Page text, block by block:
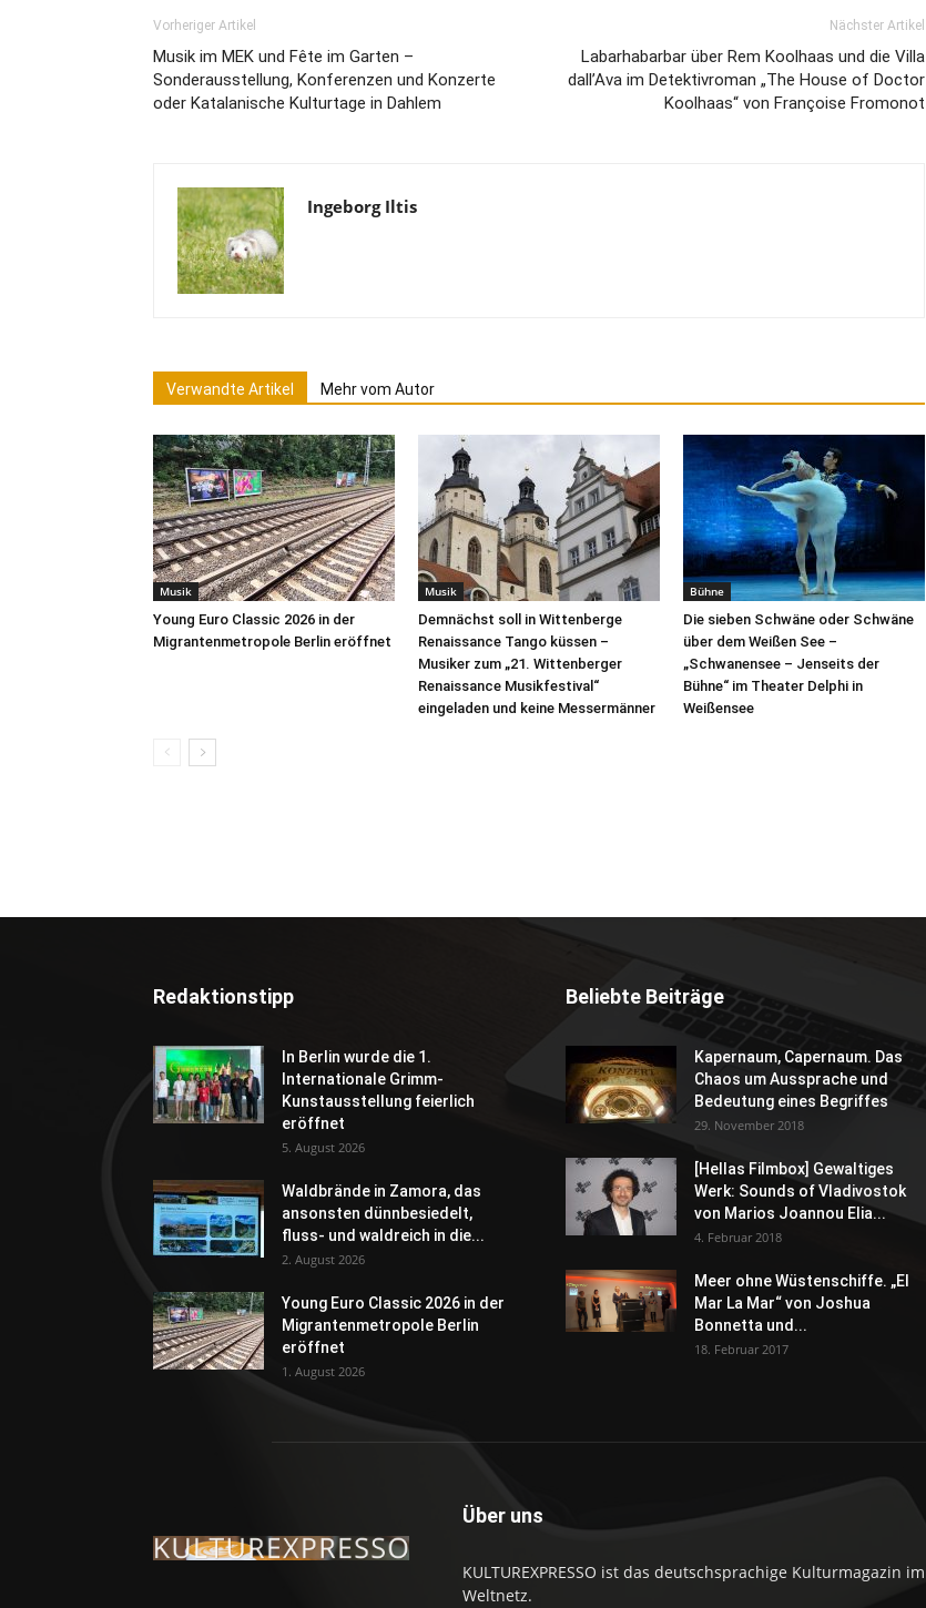
Vorheriger Artikel
Musik im MEK und Fête im Garten –
Sonderausstellung, Konferenzen und Konzerte
oder Katalanische Kulturtage in Dahlem
Nächster Artikel
Labarhabarbar über Rem Koolhaas und die Villa
dall’Ava im Detektivroman „The House of Doctor
Koolhaas“ von Françoise Fromonot
Ingeborg Iltis
Verwandte Artikel Mehr vom Autor
Musik
Young Euro Classic 2026 in der
Migrantenmetropole Berlin eröffnet
Musik
Demnächst soll in Wittenberge
Renaissance Tango küssen –
Musiker zum „21. Wittenberger
Renaissance Musikfestival“
eingeladen und keine Messermänner
Bühne
Die sieben Schwäne oder Schwäne
über dem Weißen See –
„Schwanensee – Jenseits der
Bühne“ im Theater Delphi in
Weißensee
Redaktionstipp
In Berlin wurde die 1.
Internationale Grimm-
Kunstausstellung feierlich
eröffnet
5. August 2026
Waldbrände in Zamora, das
ansonsten dünnbesiedelt,
fluss- und waldreich in die...
2. August 2026
Young Euro Classic 2026 in der
Migrantenmetropole Berlin
eröffnet
1. August 2026
Beliebte Beiträge
Kapernaum, Capernaum. Das
Chaos um Aussprache und
Bedeutung eines Begriffes
29. November 2018
[Hellas Filmbox] Gewaltiges
Werk: Sounds of Vladivostok
von Marios Joannou Elia...
4. Februar 2018
Meer ohne Wüstenschiffe. „El
Mar La Mar“ von Joshua
Bonnetta und...
18. Februar 2017
Über uns
KULTUREXPRESSO ist das deutschsprachige Kulturmagazin im
Weltnetz.